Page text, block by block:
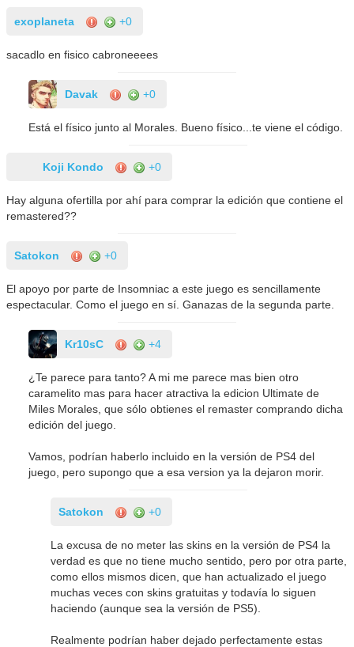
exoplaneta +0
sacadlo en fisico cabroneeees
Davak +0
Está el físico junto al Morales. Bueno físico...te viene el código.
Koji Kondo +0
Hay alguna ofertilla por ahí para comprar la edición que contiene el
remastered??
Satokon +0
El apoyo por parte de Insomniac a este juego es sencillamente
espectacular. Como el juego en sí. Ganazas de la segunda parte.
Kr10sC +4
¿Te parece para tanto? A mi me parece mas bien otro
caramelito mas para hacer atractiva la edicion Ultimate de
Miles Morales, que sólo obtienes el remaster comprando dicha
edición del juego.
Vamos, podrían haberlo incluido en la versión de PS4 del
juego, pero supongo que a esa version ya la dejaron morir.
Satokon +0
La excusa de no meter las skins en la versión de PS4 la
verdad es que no tiene mucho sentido, pero por otra parte,
como ellos mismos dicen, que han actualizado el juego
muchas veces con skins gratuitas y todavía lo siguen
haciendo (aunque sea la versión de PS5).
Realmente podrían haber dejado perfectamente estas